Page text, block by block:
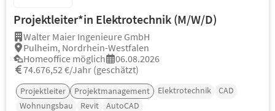
Projektleiter*in Elektrotechnik (M/W/D)
Walter Maier Ingenieure GmbH
Pulheim, Nordrhein-Westfalen
Homeoffice möglich
06.08.2026
74.676,52 €/Jahr (geschätzt)
Projektleiter Projektmanagement Elektrotechnik
CAD
Wohnungsbau
Revit AutoCAD